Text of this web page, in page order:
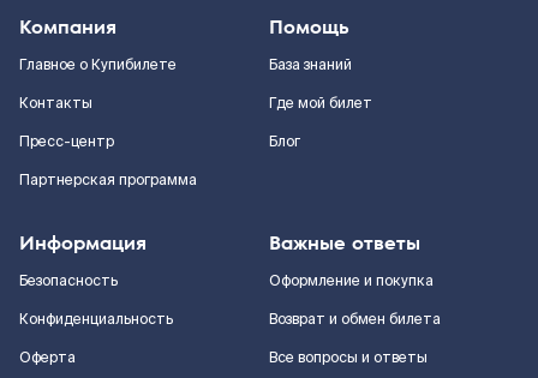
Компания
Главное о Купибилете
Контакты
Пресс-центр
Партнерская программа
Помощь
База знаний
Где мой билет
Блог
Информация
Безопасность
Конфиденциальность
Оферта
Важные ответы
Оформление и покупка
Возврат и обмен билета
Все вопросы и ответы